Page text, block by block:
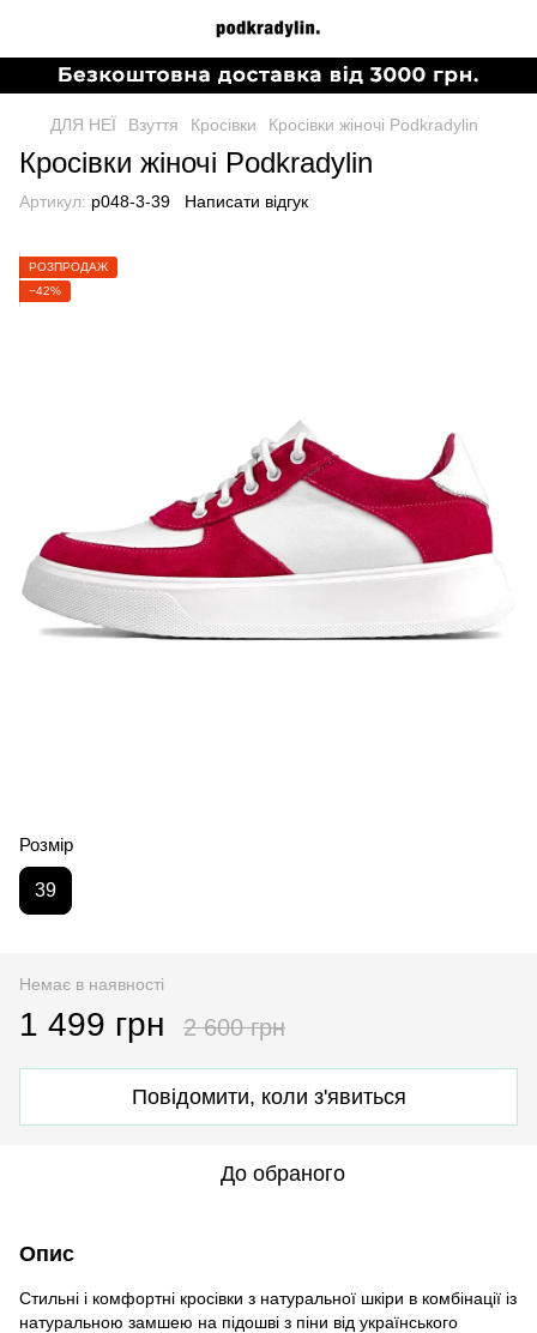
ДЛЯ НЕЇ Взуття Кросівки Кросівки жіночі Podkradylin
Кросівки жіночі Podkradylin
Артикул: p048-3-39 Написати відгук
РОЗПРОДАЖ
−42%
Розмір
39
Немає в наявності
1 499 грн 2 600 грн
Повідомити, коли з'явиться
До обраного
Опис
Стильні і комфортні кросівки з натуральної шкіри в комбінації із
натуральною замшею на підошві з піни від українського